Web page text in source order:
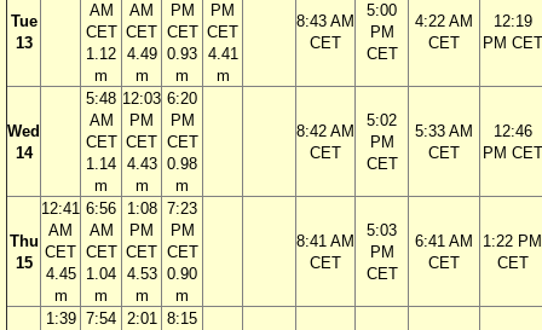
Tue
13
AM
CET
1.12
m
AM
CET
4.49
m
PM
CET
0.93
m
PM
CET
4.41
m
8:43 AM
CET
5:00
PM
CET
4:22 AM
CET
12:19
PM CET
Wed
14
5:48
AM
CET
1.14
m
12:03
PM
CET
4.43
m
6:20
PM
CET
0.98
m
8:42 AM
CET
5:02
PM
CET
5:33 AM
CET
12:46
PM CET
Thu
15
12:41
AM
CET
4.45
m
6:56
AM
CET
1.04
m
1:08
PM
CET
4.53
m
7:23
PM
CET
0.90
m
8:41 AM
CET
5:03
PM
CET
6:41 AM
CET
1:22 PM
CET
1:39 7:54 2:01 8:15